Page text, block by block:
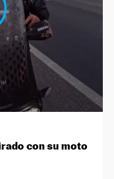
con su moto